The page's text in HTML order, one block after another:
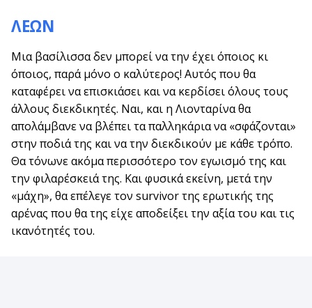
ΛΕΩΝ
Μια βασίλισσα δεν μπορεί να την έχει όποιος κι
όποιος, παρά μόνο ο καλύτερος! Αυτός που θα
καταφέρει να επισκιάσει και να κερδίσει όλους τους
άλλους διεκδικητές. Ναι, και η Λιονταρίνα θα
απολάμβανε να βλέπει τα παλληκάρια να «σφάζονται»
στην ποδιά της και να την διεκδικούν με κάθε τρόπο.
Θα τόνωνε ακόμα περισσότερο τον εγωισμό της και
την φιλαρέσκειά της. Και φυσικά εκείνη, μετά την
«μάχη», θα επέλεγε τον survivor της ερωτικής της
αρένας που θα της είχε αποδείξει την αξία του και τις
ικανότητές του.